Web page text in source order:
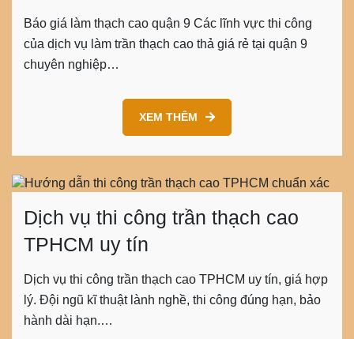
Báo giá làm thạch cao quận 9 Các lĩnh vực thi công
của dịch vụ làm trần thạch cao thả giá rẻ tại quận 9
chuyên nghiệp…
XEM THÊM
Dịch vụ thi công trần thạch cao
TPHCM uy tín
Dịch vụ thi công trần thạch cao TPHCM uy tín, giá hợp
lý. Đội ngũ kĩ thuật lành nghề, thi công đúng hạn, bảo
hành dài hạn.…